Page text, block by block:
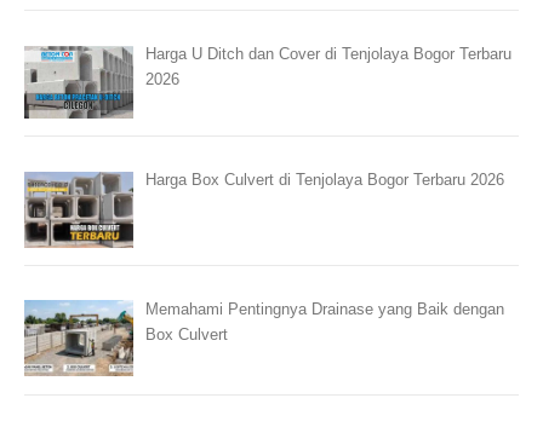
Harga U Ditch dan Cover di Tenjolaya Bogor Terbaru
2026
Harga Box Culvert di Tenjolaya Bogor Terbaru 2026
Memahami Pentingnya Drainase yang Baik dengan
Box Culvert